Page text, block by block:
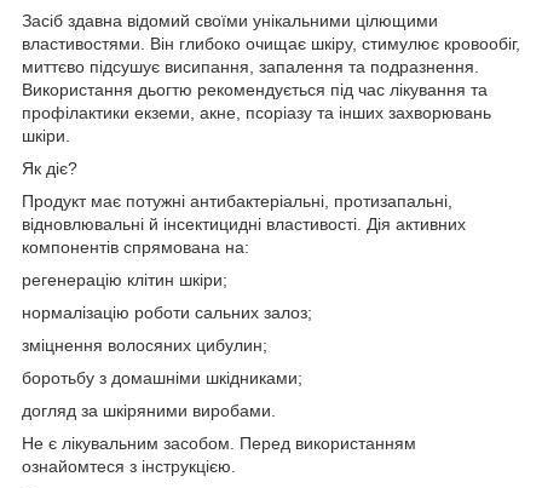
Засіб здавна відомий своїми унікальними цілющими
властивостями. Він глибоко очищає шкіру, стимулює кровообіг,
миттєво підсушує висипання, запалення та подразнення.
Використання дьогтю рекомендується під час лікування та
профілактики екземи, акне, псоріазу та інших захворювань
шкіри.
Як діє?
Продукт має потужні антибактеріальні, протизапальні,
відновлювальні й інсектицидні властивості. Дія активних
компонентів спрямована на:
регенерацію клітин шкіри;
нормалізацію роботи сальних залоз;
зміцнення волосяних цибулин;
боротьбу з домашніми шкідниками;
догляд за шкіряними виробами.
Не є лікувальним засобом. Перед використанням
ознайомтеся з інструкцією.